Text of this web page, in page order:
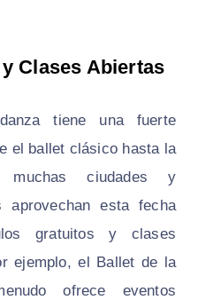
Clases Abiertas
tiene una fuerte
el ballet clásico hasta la
muchas ciudades y
aprovechan esta fecha
gratuitos y clases
ejemplo, el Ballet de la
ofrece eventos